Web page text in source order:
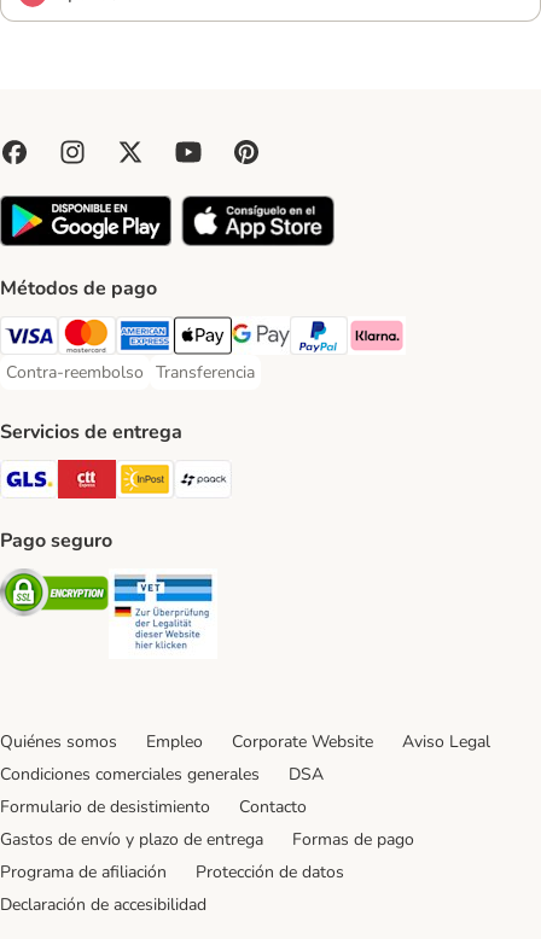
Métodos de pago
Visa Payment Method
Mastercard Payment Method
American Express Payment Method
Apple Pay Payment Method
Google Pay Payment Method
PayPal Payment Method
Klarna Payment Method
Contra-reembolso
Contra-reembolso Payment Method
Transferencia
Transferencia Payment Method
Servicios de entrega
GLS Shipping Method
CTTExpress Shipping Method
InPost Shipping Method
paack Shipping Method
Pago seguro
Security
Quiénes somos Empleo Corporate Website
Aviso Legal
Condiciones comerciales generales
DSA
Formulario de desistimiento
Contacto
Gastos de envío y plazo de entrega
Formas de pago
Programa de afiliación
Protección de datos
Declaración de accesibilidad